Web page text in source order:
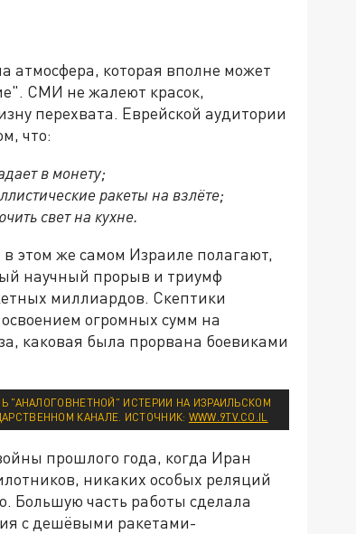
атмосфера, которая вполне может
СМИ не жалеют красок,
перехвата. Еврейской аудитории
что:
в монету;
ракеты на взлёте;
свет на кухне.
этом же самом Израиле полагают,
научный прорыв и триумф
миллиардов. Скептики
огромных сумм на
каковая была прорвана боевиками
"АНАЛОГОВНЕТНОЙ" ИСТЕРИИ НА ИЗРАИЛЬСКОМ
КАНАЛЕ. ИСТОЧНИК: WWW.9TV.CO.IL
прошлого года, когда Иран
никаких особых реляций
Большую часть работы сделала
с дешёвыми ракетами-